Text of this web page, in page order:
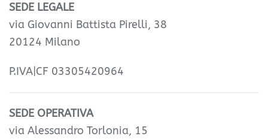
SEDE LEGALE
via Giovanni Battista Pirelli, 38
20124 Milano
P.IVA|CF 03305420964
SEDE OPERATIVA
via Alessandro Torlonia, 15